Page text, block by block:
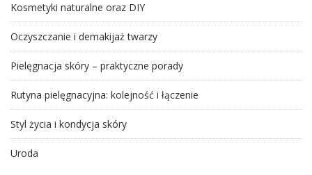
Kosmetyki naturalne oraz DIY
Oczyszczanie i demakijaż twarzy
Pielęgnacja skóry – praktyczne porady
Rutyna pielęgnacyjna: kolejność i łączenie
Styl życia i kondycja skóry
Uroda